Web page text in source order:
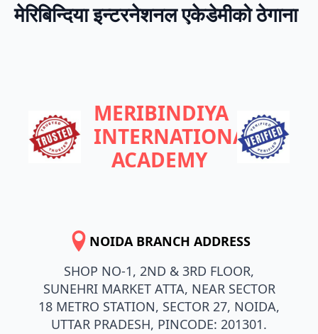
मेरिबिन्दिया इन्टरनेशनल एकेडेमीको ठेगाना
MERIBINDIYA
INTERNATIONAL
ACADEMY
NOIDA BRANCH ADDRESS
SHOP NO-1, 2ND & 3RD FLOOR,
SUNEHRI MARKET ATTA, NEAR SECTOR
18 METRO STATION, SECTOR 27, NOIDA,
UTTAR PRADESH, PINCODE: 201301.